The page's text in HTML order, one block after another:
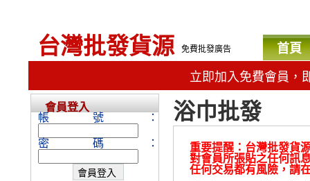
台灣批發貨源 免費批發廣告 首頁
立即加入免費會員，
浴巾批發
重要提醒：台灣批發貨
對會員所張貼之任何訊
任何交易都有風險，請
會員登入
帳號：
密碼：